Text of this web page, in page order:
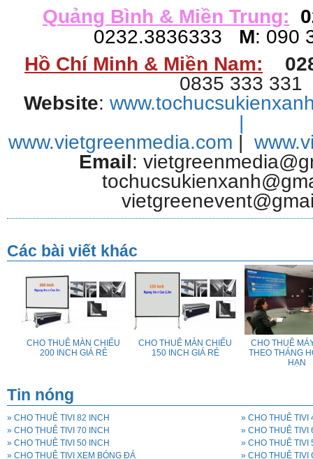
Quảng Bình & Miền Trung:
0232.3836333 M: 090
Hồ Chí Minh & Miền Nam:
0835 333 331
Website:
|
www.vietgreenmedia.com |
Email:
Các bài viết khác
CHO THUÊ MÀN CHIẾU
200 INCH GIÁ RẺ
CHO THUÊ MÀN CHIẾU
150 INCH GIÁ RẺ
CHO THUÊ
THEO THÁNG
HẠN
Tin nóng
» CHO THUÊ TIVI 82 INCH
» CHO THUÊ TIVI
» CHO THUÊ TIVI 70 INCH
» CHO THUÊ TIVI
» CHO THUÊ TIVI 50 INCH
» CHO THUÊ TIVI
» CHO THUÊ TIVI XEM BÓNG ĐÁ
» CHO THUÊ TIVI